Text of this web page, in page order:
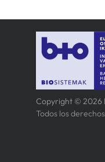
Copyright © 2026
Todos los